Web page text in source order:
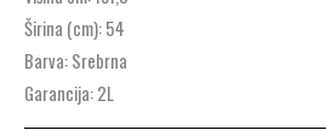
Širina (cm):54
Barva:Srebrna
Garancija:2L